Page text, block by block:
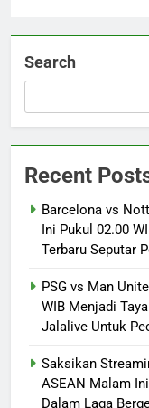
Search
Recent
Barcelona vs
Ini Pukul 02.00
Terbaru Seputar
PSG vs Man
WIB Menjadi
Jalalive Untuk
Saksikan
ASEAN Malam
Dalam Laga